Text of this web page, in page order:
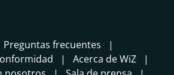
Preguntas frecuentes
Acerca de WiZ